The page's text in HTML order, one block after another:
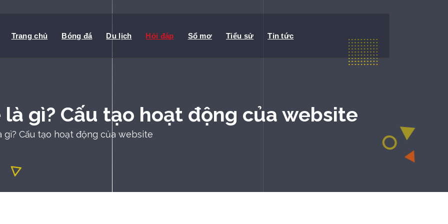
Trang chủ Bóng đá Du lịch Hỏi đáp Sổ mơ Tiểu sử Tin tức
gì? Cấu tạo hoạt động của website
gì? Cấu tạo hoạt động của website